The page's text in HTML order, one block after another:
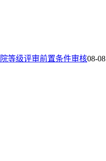
等级评审前置条件审核08-08